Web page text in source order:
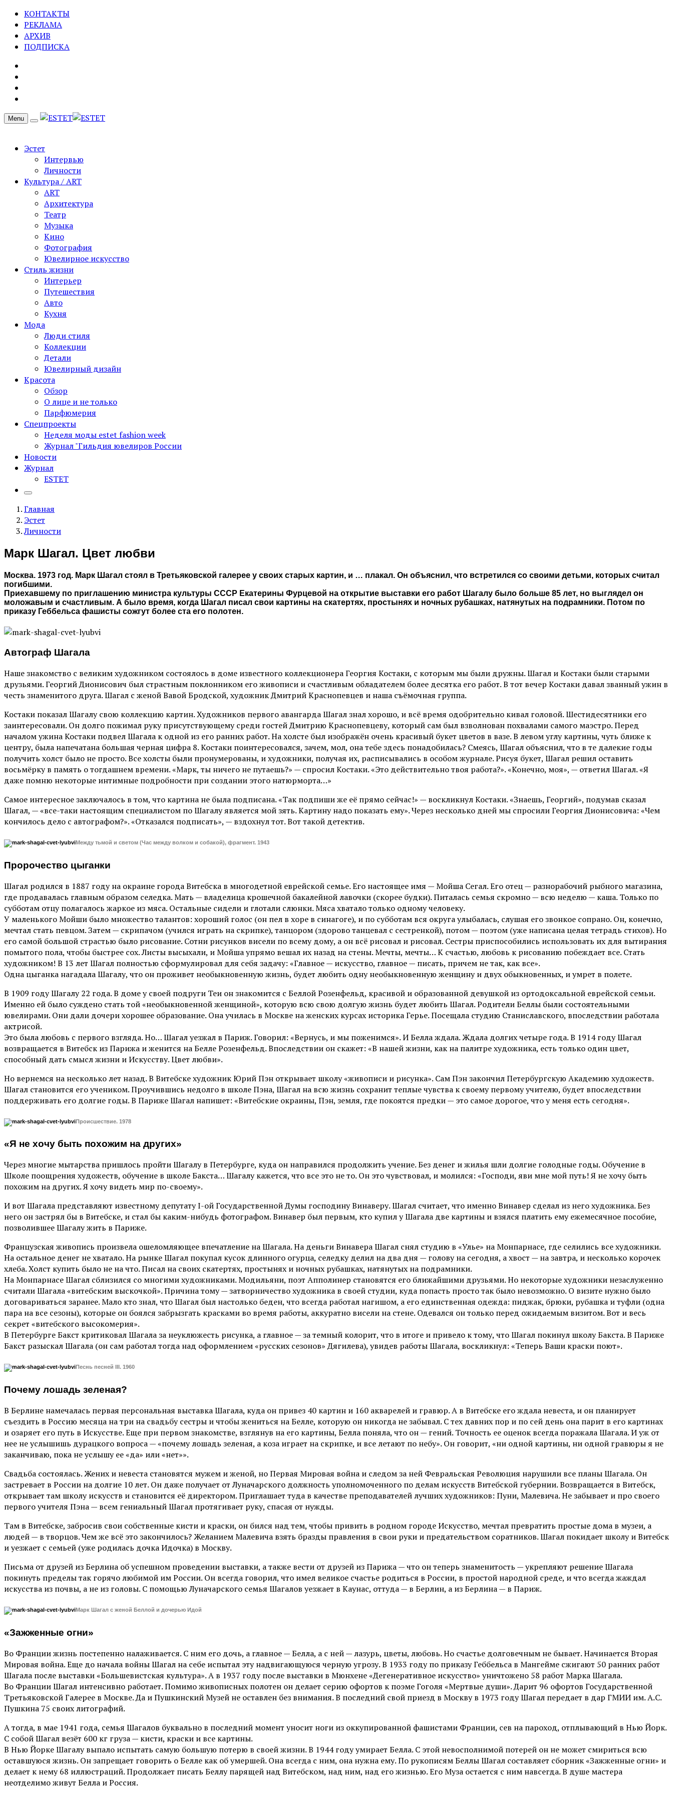
КОНТАКТЫ
РЕКЛАМА
АРХИВ
ПОДПИСКА
Menu
Эстет
Интервью
Личности
Культура / ART
ART
Архитектура
Театр
Музыка
Кино
Фотография
Ювелирное искусство
Стиль жизни
Интерьер
Путешествия
Авто
Кухня
Мода
Люди стиля
Коллекции
Детали
Ювелирный дизайн
Красота
Обзор
О лице и не только
Парфюмерия
Спецпроекты
Неделя моды estet fashion week
Журнал "Гильдия ювелиров России
Новости
Журнал
ESTET
Главная
Эстет
Личности
Марк Шагал. Цвет любви
Москва. 1973 год. Марк Шагал стоял в Третьяковской галерее у своих старых картин, и … плакал. Он объяснил, что встретился со своими детьми, которых считал
погибшими.
Приехавшему по приглашению министра культуры СССР Екатерины Фурцевой на открытие выставки его работ Шагалу было больше 85 лет, но выглядел он
моложавым и счастливым. А было время, когда Шагал писал свои картины на скатертях, простынях и ночных рубашках, натянутых на подрамники. Потом по
приказу Геббельса фашисты сожгут более ста его полотен.
Автограф Шагала
Наше знакомство с великим художником состоялось в доме известного коллекционера Георгия Костаки, с которым мы были дружны. Шагал и Костаки были старыми
друзьями. Георгий Дионисович был страстным поклонником его живописи и счастливым обладателем более десятка его работ. В тот вечер Костаки давал званный ужин в
честь знаменитого друга. Шагал с женой Вавой Бродской, художник Дмитрий Краснопевцев и наша съёмочная группа.
Костаки показал Шагалу свою коллекцию картин. Художников первого авангарда Шагал знал хорошо, и всё время одобрительно кивал головой. Шестидесятники его
заинтересовали. Он долго пожимал руку присутствующему среди гостей Дмитрию Краснопевцеву, который сам был взволнован похвалами самого маэстро. Перед
началом ужина Костаки подвел Шагала к одной из его ранних работ. На холсте был изображён очень красивый букет цветов в вазе. В левом углу картины, чуть ближе к
центру, была напечатана большая черная цифра 8. Костаки поинтересовался, зачем, мол, она тебе здесь понадобилась? Смеясь, Шагал объяснил, что в те далекие годы
получить холст было не просто. Все холсты были пронумерованы, и художники, получая их, расписывались в особом журнале. Рисуя букет, Шагал решил оставить
восьмёрку в память о тогдашнем времени. «Марк, ты ничего не путаешь?» — спросил Костаки. «Это действительно твоя работа?». «Конечно, моя», — ответил Шагал. «Я
даже помню некоторые интимные подробности при создании этого натюрморта…»
Самое интересное заключалось в том, что картина не была подписана. «Так подпиши же её прямо сейчас!» — воскликнул Костаки. «Знаешь, Георгий», подумав сказал
Шагал, — «все-таки настоящим специалистом по Шагалу является мой зять. Картину надо показать ему». Через несколько дней мы спросили Георгия Дионисовича: «Чем
кончилось дело с автографом?». «Отказался подписать», — вздохнул тот. Вот такой детектив.
Между тьмой и светом (Час между волком и собакой), фрагмент. 1943
Пророчество цыганки
Шагал родился в 1887 году на окраине города Витебска в многодетной еврейской семье. Его настоящее имя — Мойша Сегал. Его отец — разнорабочий рыбного магазина,
где продавалась главным образом селедка. Мать — владелица крошечной бакалейной лавочки (скорее будки). Питалась семья скромно — всю неделю — каша. Только по
субботам отцу полагалось жаркое из мяса. Остальные сидели и глотали слюнки. Мяса хватало только одному человеку.
У маленького Мойши было множество талантов: хороший голос (он пел в хоре в синагоге), и по субботам вся округа улыбалась, слушая его звонкое сопрано. Он, конечно,
мечтал стать певцом. Затем — скрипачом (учился играть на скрипке), танцором (здорово танцевал с сестренкой), потом — поэтом (уже написана целая тетрадь стихов). Но
его самой большой страстью было рисование. Сотни рисунков висели по всему дому, а он всё рисовал и рисовал. Сестры приспособились использовать их для вытирания
помытого пола, чтобы быстрее сох. Листы высыхали, и Мойша упрямо вешал их назад на стены. Мечты, мечты… К счастью, любовь к рисованию побеждает все. Стать
художником! В 13 лет Шагал полностью сформулировал для себя задачу: «Главное — искусство, главное — писать, причем не так, как все».
Одна цыганка нагадала Шагалу, что он проживет необыкновенную жизнь, будет любить одну необыкновенную женщину и двух обыкновенных, и умрет в полете.
В 1909 году Шагалу 22 года. В доме у своей подруги Теи он знакомится с Беллой Розенфельд, красивой и образованной девушкой из ортодоксальной еврейской семьи.
Именно ей было суждено стать той «необыкновенной женщиной», которую всю свою долгую жизнь будет любить Шагал. Родители Беллы были состоятельными
ювелирами. Они дали дочери хорошее образование. Она училась в Москве на женских курсах историка Герье. Посещала студию Станиславского, впоследствии работала
актрисой.
Это была любовь с первого взгляда. Но… Шагал уезжал в Париж. Говорил: «Вернусь, и мы поженимся». И Белла ждала. Ждала долгих четыре года. В 1914 году Шагал
возвращается в Витебск из Парижа и женится на Белле Розенфельд. Впоследствии он скажет: «В нашей жизни, как на палитре художника, есть только один цвет,
способный дать смысл жизни и Искусству. Цвет любви».
Но вернемся на несколько лет назад. В Витебске художник Юрий Пэн открывает школу «живописи и рисунка». Сам Пэн закончил Петербургскую Академию художеств.
Шагал становится его учеником. Проучившись недолго в школе Пэна, Шагал на всю жизнь сохранит теплые чувства к своему первому учителю, будет впоследствии
поддерживать его долгие годы. В Париже Шагал напишет: «Витебские окраины, Пэн, земля, где покоятся предки — это самое дорогое, что у меня есть сегодня».
Происшествие. 1978
«Я не хочу быть похожим на других»
Через многие мытарства пришлось пройти Шагалу в Петербурге, куда он направился продолжить учение. Без денег и жилья шли долгие голодные годы. Обучение в
Школе поощрения художеств, обучение в школе Бакста… Шагалу кажется, что все это не то. Он это чувствовал, и молился: «Господи, яви мне мой путь! Я не хочу быть
похожим на других. Я хочу видеть мир по-своему».
И вот Шагала представляют известному депутату I-ой Государственной Думы господину Винаверу. Шагал считает, что именно Винавер сделал из него художника. Без
него он застрял бы в Витебске, и стал бы каким-нибудь фотографом. Винавер был первым, кто купил у Шагала две картины и взялся платить ему ежемесячное пособие,
позволившее Шагалу жить в Париже.
Французская живопись произвела ошеломляющее впечатление на Шагала. На деньги Винавера Шагал снял студию в «Улье» на Монпарнасе, где селились все художники.
На остальное денег не хватало. На рынке Шагал покупал кусок длинного огурца, селедку делил на два дня — голову на сегодня, а хвост — на завтра, и несколько корочек
хлеба. Холст купить было не на что. Писал на своих скатертях, простынях и ночных рубашках, натянутых на подрамники.
На Монпарнасе Шагал сблизился со многими художниками. Модильяни, поэт Апполинер становятся его ближайшими друзьями. Но некоторые художники незаслуженно
считали Шагала «витебским выскочкой». Причина тому — затворничество художника в своей студии, куда попасть просто так было невозможно. О визите нужно было
договариваться заранее. Мало кто знал, что Шагал был настолько беден, что всегда работал нагишом, а его единственная одежда: пиджак, брюки, рубашка и туфли (одна
пара на все сезоны), которые он боялся забрызгать красками во время работы, аккуратно висели на стене. Одевался он только перед ожидаемым визитом. Вот и весь
секрет «витебского высокомерия».
В Петербурге Бакст критиковал Шагала за неуклюжесть рисунка, а главное — за темный колорит, что в итоге и привело к тому, что Шагал покинул школу Бакста. В Париже
Бакст разыскал Шагала (он сам работал тогда над оформлением «русских сезонов» Дягилева), увидев работы Шагала, воскликнул: «Теперь Ваши краски поют».
Песнь песней III. 1960
Почему лошадь зеленая?
В Берлине намечалась первая персональная выставка Шагала, куда он привез 40 картин и 160 акварелей и гравюр. А в Витебске его ждала невеста, и он планирует
съездить в Россию месяца на три на свадьбу сестры и чтобы жениться на Белле, которую он никогда не забывал. С тех давних пор и по сей день она парит в его картинах
и озаряет его путь в Искусстве. Еще при первом знакомстве, взглянув на его картины, Белла поняла, что он — гений. Точность ее оценок всегда поражала Шагала. И уж от
нее не услышишь дурацкого вопроса — «почему лошадь зеленая, а коза играет на скрипке, и все летают по небу». Он говорит, «ни одной картины, ни одной гравюры я не
заканчиваю, пока не услышу ее «да» или «нет»».
Свадьба состоялась. Жених и невеста становятся мужем и женой, но Первая Мировая война и следом за ней Февральская Революция нарушили все планы Шагала. Он
застревает в России на долгие 10 лет. Он даже получает от Луначарского должность уполномоченного по делам искусств Витебской губернии. Возвращается в Витебск,
открывает там школу искусств и становится её директором. Приглашает туда в качестве преподавателей лучших художников: Пуни, Малевича. Не забывает и про своего
первого учителя Пэна — всем гениальный Шагал протягивает руку, спасая от нужды.
Там в Витебске, забросив свои собственные кисти и краски, он бился над тем, чтобы привить в родном городе Искусство, мечтал превратить простые дома в музеи, а
людей — в творцов. Чем же всё это закончилось? Желанием Малевича взять бразды правления в свои руки и предательством соратников. Шагал покидает школу и Витебск
и уезжает с семьей (уже родилась дочка Идочка) в Москву.
Письма от друзей из Берлина об успешном проведении выставки, а также вести от друзей из Парижа — что он теперь знаменитость — укрепляют решение Шагала
покинуть пределы так горячо любимой им России. Он всегда говорил, что имел великое счастье родиться в России, в простой народной среде, и что всегда жаждал
искусства из почвы, а не из головы. С помощью Луначарского семья Шагалов уезжает в Каунас, оттуда — в Берлин, а из Берлина — в Париж.
Марк Шагал с женой Беллой и дочерью Идой
«Зажженные огни»
Во Франции жизнь постепенно налаживается. С ним его дочь, а главное — Белла, а с ней — лазурь, цветы, любовь. Но счастье долговечным не бывает. Начинается Вторая
Мировая война. Еще до начала войны Шагал на себе испытал эту надвигающуюся черную угрозу. В 1933 году по приказу Геббельса в Мангейме сжигают 50 ранних работ
Шагала после выставки «Большевистская культура». А в 1937 году после выставки в Мюнхене «Дегенеративное искусство» уничтожено 58 работ Марка Шагала.
Во Франции Шагал интенсивно работает. Помимо живописных полотен он делает серию офортов к поэме Гоголя «Мертвые души». Дарит 96 офортов Государственной
Третьяковской Галерее в Москве. Да и Пушкинский Музей не оставлен без внимания. В последний свой приезд в Москву в 1973 году Шагал передает в дар ГМИИ им. А.С.
Пушкина 75 своих литографий.
А тогда, в мае 1941 года, семья Шагалов буквально в последний момент уносит ноги из оккупированной фашистами Франции, сев на пароход, отплывающий в Нью Йорк.
С собой Шагал везёт 600 кг груза — кисти, краски и все картины.
В Нью Йорке Шагалу выпало испытать самую большую потерю в своей жизни. В 1944 году умирает Белла. С этой невосполнимой потерей он не может смириться всю
оставшуюся жизнь. Он запрещает говорить о Белле как об умершей. Она всегда с ним, она нужна ему. По рукописям Беллы Шагал составляет сборник «Зажженные огни» и
делает к нему 68 иллюстраций. Продолжает писать Беллу парящей над Витебском, над ним, над его жизнью. Его Муза остается с ним навсегда. В душе мастера
неотделимо живут Белла и Россия.